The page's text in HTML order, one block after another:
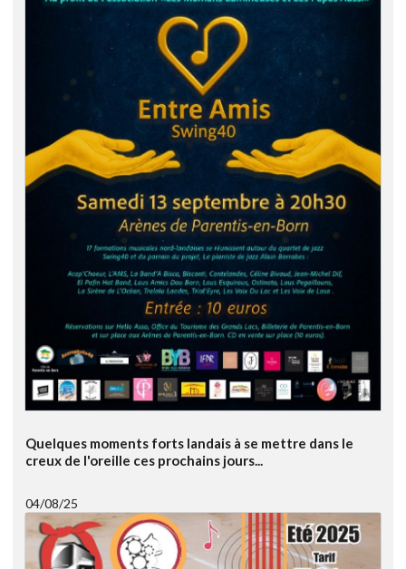
Quelques moments forts landais à se mettre dans le
creux de l'oreille ces prochains jours...
04/08/25